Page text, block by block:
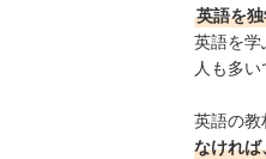
英語を
英語を学
人も多
英語の教
なければ